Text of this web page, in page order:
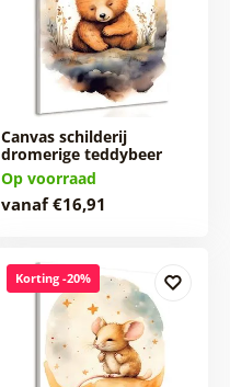
Canvas schilderij
dromerige teddybeer
Op voorraad
vanaf €16,91
Korting -20%